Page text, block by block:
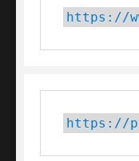
https://
https://